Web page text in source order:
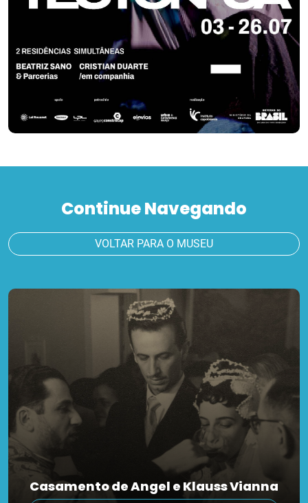
Continue Navegando
VOLTAR PARA O MUSEU
Casamento de Angel e Klauss Vianna